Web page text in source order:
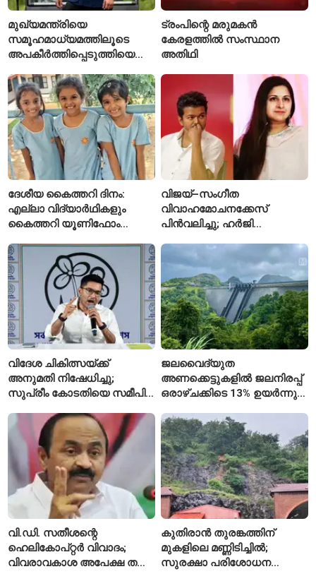
മുഖ്യമന്ത്രിയെ
സമൂഹമാധ്യമത്തിലൂടെ
അപകീർത്തിപ്പെടുത്തിയെന്ന്
ആയങ്കിക്കെതിരെ പുതിയ
കേസ്
ട്രംപിന്റെ മരുമകൻ
കേരളത്തിൽ സംസ്ഥാന
അതിഥി
ദേശീയ കൈത്തറി ദിനം:
എല്ലാ വിദ്യാർഥികളും
കൈത്തറി യൂണിഫോം
സ്കൂൾ വേറിട്ട മാതൃക
വിജയ്–സംഗീത
വിവാഹമോചനക്കേസ്
പിൻവലിച്ചു; ഹർജി
അവസാനിപ്പിച്ച് കോടതി
വിദേശ ചികിത്സയ്ക്ക്
അനുമതി നിഷേധിച്ചു;
സുപ്രീം കോടതിയെ സമീപിച്ച്
ജലവൈദ്യുത
അണക്കെട്ടുകളിൽ ജലനിരപ്പ്
ഒരാഴ്ചക്കിടെ 13% ഉയർന്നു;
ഇപ്പോഴും കുറവ്
വി.ഡി. സതീശന്റെ
ഹെലികോപ്റ്റർ വിവാദം;
വിവരാവകാശ അപേക്ഷ തള്ളി
കുതിരാൻ തുരങ്കത്തിന്
മുകളിലെ മണ്ണിടിച്ചിൽ;
സുരക്ഷാ പരിശോധന